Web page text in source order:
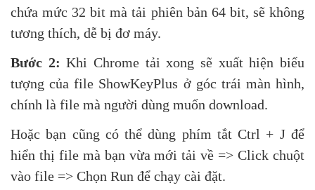
chứa mức 32 bit mà tải phiên bản 64 bit, sẽ không
tương thích, dễ bị đơ máy.
Bước 2: Khi Chrome tải xong sẽ xuất hiện biểu
tượng của file ShowKeyPlus ở góc trái màn hình,
chính là file mà người dùng muốn download.
Hoặc bạn cũng có thể dùng phím tắt Ctrl + J để
hiển thị file mà bạn vừa mới tải về => Click chuột
vào file => Chọn Run để chạy cài đặt.